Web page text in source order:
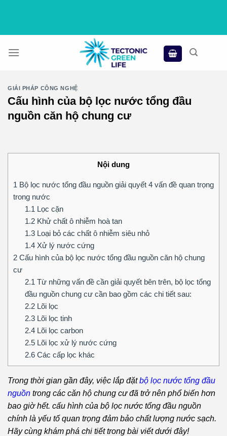
GIẢI PHÁP CÔNG NGHỆ
Cấu hình của bộ lọc nước tổng đầu
nguồn căn hộ chung cư
Nội dung
1 Bộ lọc nước tổng đầu nguồn giải quyết 4 vấn đề quan trọng
trong nước
1.1 Lọc cặn
1.2Khử chất ô nhiễm hoà tan
1.3Loại bỏ các chất ô nhiễm siêu nhỏ
1.4Xử lý nước cứng
2 Cấu hình của bộ lọc nước tổng đầu nguồn căn hộ chung
cư
2.1 Từ những vấn đề cần giải quyết bên trên, bộ lọc tổng
đầu nguồn chung cư cần bao gồm các chi tiết sau:
2.2Lõi lọc
2.3Lõi lọc tinh
2.4Lõi lọc carbon
2.5Lõi lọc xử lý nước cứng
2.6Các cấp lọc khác
Trong thời gian gần đây, việc lắp đặtbộ lọc nước tổng đầu
nguồn trong các căn hộ chung cư đã trở nên phổ biến hơn
bao giờ hết. cấu hình của bộ lọc nước tổng đầu nguồn
chính là yếu tố quan trọng đảm bảo chất lượng nước sạch.
Hãy cùng khám phá chi tiết trong bài viết dưới đây!